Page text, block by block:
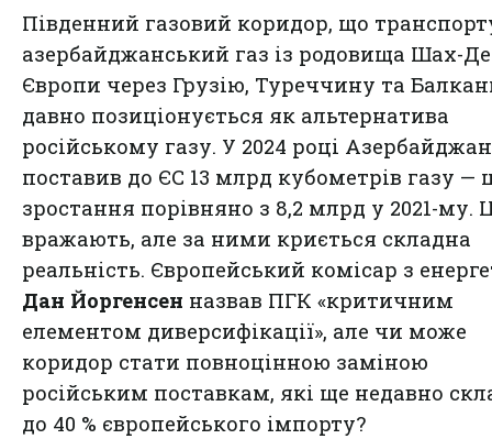
Південний газовий коридор, що
азербайджанський газ із родовища Шах-
Європи через Грузію, Туреччину та
давно позиціонується як альтернатива
російському газу. У 2024 році Азербайджан
поставив до ЄС 13 млрд кубометрів газу —
зростання порівняно з 8,2 млрд у 2021-му.
вражають, але за ними криється складна
реальність. Європейський комісар з
Дан Йоргенсен назвав ПГК «критичним
елементом диверсифікації», але чи може
коридор стати повноцінною заміною
російським поставкам, які ще недавно
до 40 % європейського імпорту?